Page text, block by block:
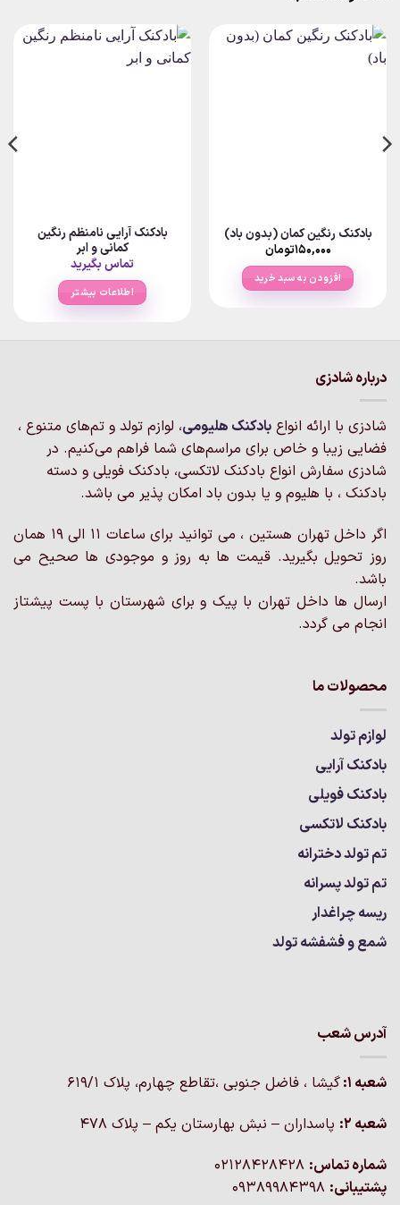
بادکنک رنگین کمان (بدون باد)
۱۵۰,۰۰۰تومان
افزودن به سبد خرید
بادکنک آرایی نامنظم رنگین
کمانی و ابر
تماس بگیرید
اطلاعات بیشتر
درباره شادزی
شادزی با ارائه انواع بادکنک‌ هلیومی، لوازم تولد و تم‌های متنوع ،
فضایی زیبا و خاص برای مراسم‌های شما فراهم می‌کنیم. در
شادزی سفارش انواع بادکنک لاتکسی، بادکنک فویلی و دسته
بادکنک ، با هلیوم و یا بدون باد امکان پذیر می باشد.
اگر داخل تهران هستین ، می توانید برای ساعات 11 الی 19 همان
روز تحویل بگیرید. قیمت ها به روز و موجودی ها صحیح می
باشد.
ارسال ها داخل تهران با پیک و برای شهرستان با پست پیشتاز
انجام می گردد.
محصولات ما
لوازم تولد
بادکنک آرایی
بادکنک فویلی
بادکنک لاتکسی
تم تولد دخترانه
تم تولد پسرانه
ریسه چراغدار
شمع و فشفشه تولد
آدرس شعب
شعبه 1:
گيشا ، فاضل جنوبی ،تقاطع چهارم، پلاک 619/1
شعبه 2:
پاسداران – نبش بهارستان یکم – پلاک ۴۷۸
شماره تماس:
پشتیبانی: